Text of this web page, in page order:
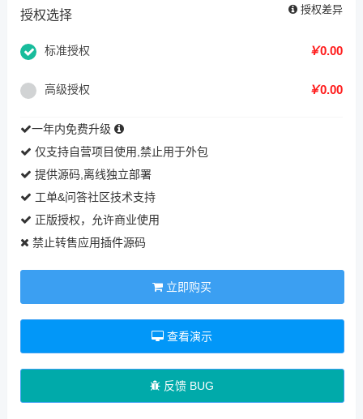
授权选择 授权差异
标准授权 ￥0.00
高级授权 ￥0.00
一年内免费升级
仅支持自营项目使用,禁止用于外包
提供源码,离线独立部署
工单&问答社区技术支持
正版授权，允许商业使用
禁止转售应用插件源码
立即购买
查看演示
反馈 BUG